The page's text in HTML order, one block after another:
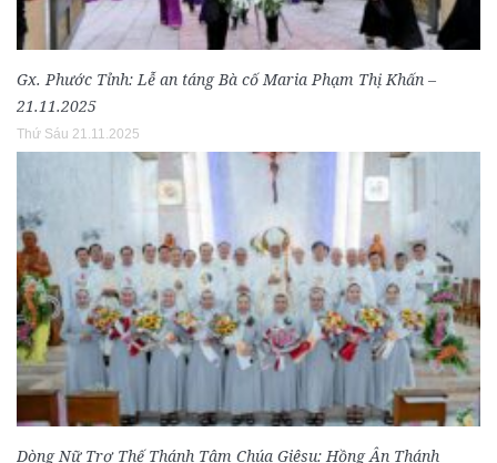
Gx. Phước Tỉnh: Lễ an táng Bà cố Maria Phạm Thị Khấn –
21.11.2025
Thứ Sáu 21.11.2025
Dòng Nữ Trợ Thế Thánh Tâm Chúa Giêsu: Hồng Ân Thánh